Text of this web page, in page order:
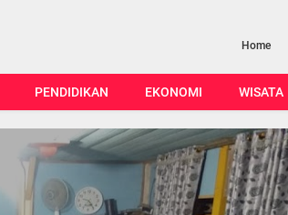
Home
PENDIDIKAN EKONOMI WISATA